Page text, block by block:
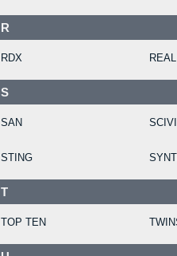
R
RDX
S
SAN
STING
T
TOP TEN